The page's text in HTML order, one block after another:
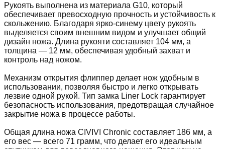
Рукоять выполнена из материала G10, который
обеспечивает превосходную прочность и устойчивость к
скольжению. Благодаря ярко-синему цвету рукоять
выделяется своим внешним видом и улучшает общий
дизайн ножа. Длина рукояти составляет 104 мм, а
толщина — 12 мм, обеспечивая удобный захват и
контроль над ножом.
Механизм открытия флиппер делает нож удобным в
использовании, позволяя быстро и легко открывать
лезвие одной рукой. Тип замка Liner Lock гарантирует
безопасность использования, предотвращая случайное
закрытие ножа в процессе работы.
Общая длина ножа CIVIVI Chronic составляет 186 мм, а
его вес — всего 71 грамм, что делает его идеальным